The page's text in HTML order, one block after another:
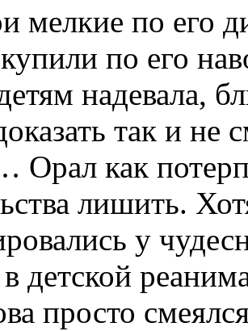
мелкие по его
по его
надевала,
так и не
Орал как
лишить.
у
в детской
просто